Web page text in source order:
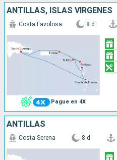
ANTILLAS, ISLAS VÍRGENES
Pague en 4X
Costa Favolosa 8 d
ANTILLAS
Costa Serena 8 d